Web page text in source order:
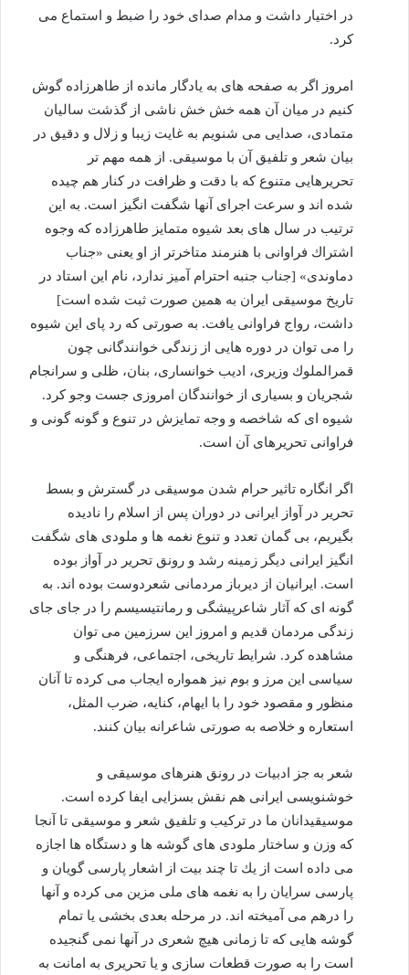
در اختیار داشت و مدام صدای خود را ضبط و استماع می
كرد.
امروز اگر به صفحه های به یادگار مانده از طاهرزاده گوش
كنیم در میان آن همه خش خش ناشی از گذشت سالیان
متمادی، صدایی می شنویم به غایت زیبا و زلال و دقیق در
بیان شعر و تلفیق آن با موسیقی. از همه مهم تر
تحریرهایی متنوع كه با دقت و ظرافت در كنار هم چیده
شده اند و سرعت اجرای آنها شگفت انگیز است. به این
ترتیب در سال های بعد شیوه متمایز طاهرزاده كه وجوه
اشتراك فراوانی با هنرمند متاخرتر از او یعنی «جناب
دماوندی» [جناب جنبه احترام آمیز ندارد، نام این استاد در
تاریخ موسیقی ایران به همین صورت ثبت شده است]
داشت، رواج فراوانی یافت. به صورتی كه رد پای این شیوه
را می توان در دوره هایی از زندگی خوانندگانی چون
قمرالملوك وزیری، ادیب خوانساری، بنان، ظلی و سرانجام
شجریان و بسیاری از خوانندگان امروزی جست وجو كرد.
شیوه ای كه شاخصه و وجه تمایزش در تنوع و گونه گونی و
فراوانی تحریرهای آن است.
اگر انگاره تاثیر حرام شدن موسیقی در گسترش و بسط
تحریر در آواز ایرانی در دوران پس از اسلام را نادیده
بگیریم، بی گمان تعدد و تنوع نغمه ها و ملودی های شگفت
انگیز ایرانی دیگر زمینه رشد و رونق تحریر در آواز بوده
است. ایرانیان از دیرباز مردمانی شعردوست بوده اند. به
گونه ای كه آثار شاعرپیشگی و رمانتیسیسم را در جای جای
زندگی مردمان قدیم و امروز این سرزمین می توان
مشاهده كرد. شرایط تاریخی، اجتماعی، فرهنگی و
سیاسی این مرز و بوم نیز همواره ایجاب می كرده تا آنان
منظور و مقصود خود را با ایهام، كنایه، ضرب المثل،
استعاره و خلاصه به صورتی شاعرانه بیان كنند.
شعر به جز ادبیات در رونق هنرهای موسیقی و
خوشنویسی ایرانی هم نقش بسزایی ایفا كرده است.
موسیقیدانان ما در تركیب و تلفیق شعر و موسیقی تا آنجا
كه وزن و ساختار ملودی های گوشه ها و دستگاه ها اجازه
می داده است از یك تا چند بیت از اشعار پارسی گویان و
پارسی سرایان را به نغمه های ملی مزین می كرده و آنها
را درهم می آمیخته اند. در مرحله بعدی بخشی یا تمام
گوشه هایی كه تا زمانی هیچ شعری در آنها نمی گنجیده
است را به صورت قطعات سازی و یا تحریری به امانت به